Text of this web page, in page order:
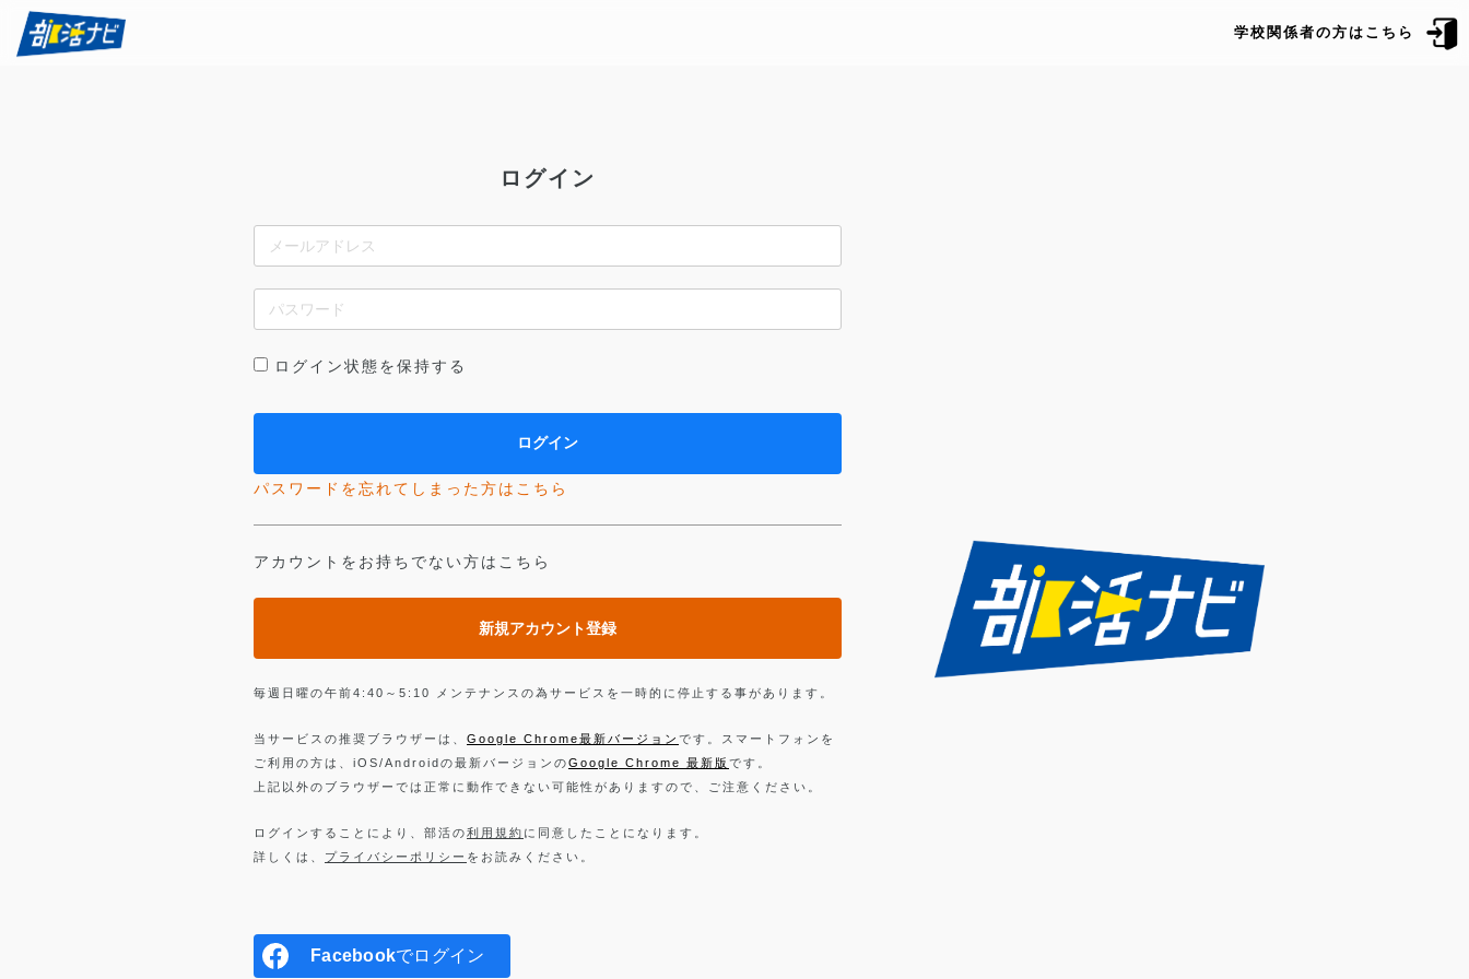
学校関係者の方はこちら
ログイン
ログイン状態を保持する
パスワードを忘れてしまった方はこちら
アカウントをお持ちでない方はこちら
新規アカウント登録
毎週日曜の午前4:40～5:10 メンテナンスの為サービスを一時的に停止する事があります。
当サービスの推奨ブラウザーは、 Google Chrome最新バージョン です。スマートフォンを
ご利用の方は、iOS/Androidの最新バージョンのGoogle Chrome 最新版 です。
上記以外のブラウザーでは正常に動作できない可能性がありますので、ご注意ください。
ログインすることにより、部活の利用規約 に同意したことになります。
詳しくは、 プライバシーポリシー をお読みください。
Facebookでログイン